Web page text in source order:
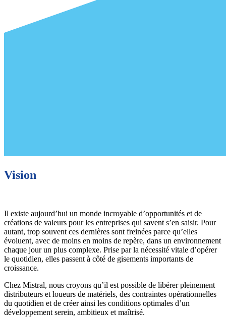
Vision
Il existe aujourd’hui un monde incroyable d’opportunités et de
créations de valeurs pour les entreprises qui savent s’en saisir. Pour
autant, trop souvent ces dernières sont freinées parce qu’elles
évoluent, avec de moins en moins de repère, dans un environnement
chaque jour un plus complexe. Prise par la nécessité vitale d’opérer
le quotidien, elles passent à côté de gisements importants de
croissance.
Chez Mistral, nous croyons qu’il est possible de libérer pleinement
distributeurs et loueurs de matériels, des contraintes opérationnelles
du quotidien et de créer ainsi les conditions optimales d’un
développement serein, ambitieux et maîtrisé.